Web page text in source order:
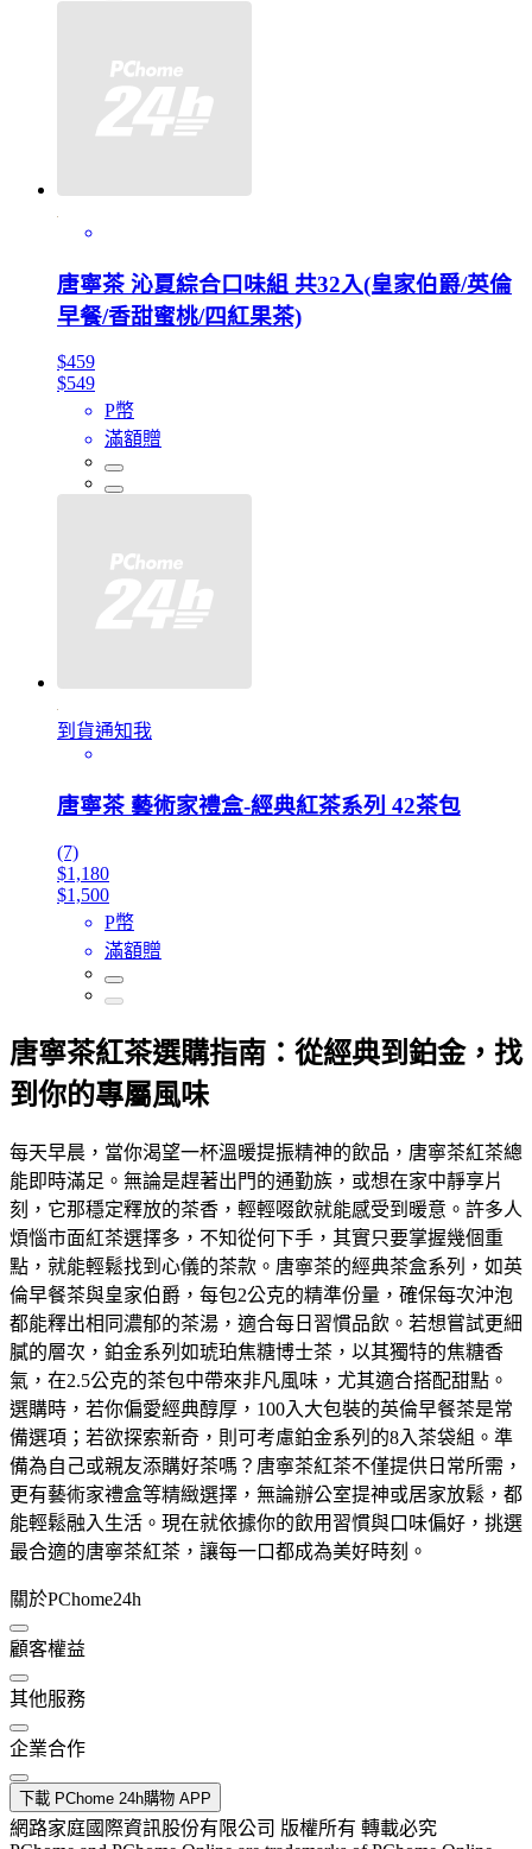
唐寧茶 沁夏綜合口味組 共32入(皇家伯爵/英倫
早餐/香甜蜜桃/四紅果茶)
$459
$549
P幣
滿額贈
到貨通知我
唐寧茶 藝術家禮盒-經典紅茶系列 42茶包
(7)
$1,180
$1,500
P幣
滿額贈
唐寧茶紅茶選購指南：從經典到鉑金，找
到你的專屬風味
每天早晨，當你渴望一杯溫暖提振精神的飲品，唐寧茶紅茶總
能即時滿足。無論是趕著出門的通勤族，或想在家中靜享片
刻，它那穩定釋放的茶香，輕輕啜飲就能感受到暖意。許多人
煩惱市面紅茶選擇多，不知從何下手，其實只要掌握幾個重
點，就能輕鬆找到心儀的茶款。唐寧茶的經典茶盒系列，如英
倫早餐茶與皇家伯爵，每包2公克的精準份量，確保每次沖泡
都能釋出相同濃郁的茶湯，適合每日習慣品飲。若想嘗試更細
膩的層次，鉑金系列如琥珀焦糖博士茶，以其獨特的焦糖香
氣，在2.5公克的茶包中帶來非凡風味，尤其適合搭配甜點。
選購時，若你偏愛經典醇厚，100入大包裝的英倫早餐茶是常
備選項；若欲探索新奇，則可考慮鉑金系列的8入茶袋組。準
備為自己或親友添購好茶嗎？唐寧茶紅茶不僅提供日常所需，
更有藝術家禮盒等精緻選擇，無論辦公室提神或居家放鬆，都
能輕鬆融入生活。現在就依據你的飲用習慣與口味偏好，挑選
最合適的唐寧茶紅茶，讓每一口都成為美好時刻。
關於PChome24h
顧客權益
其他服務
企業合作
下載 PChome 24h購物 APP
網路家庭國際資訊股份有限公司 版權所有 轉載必究